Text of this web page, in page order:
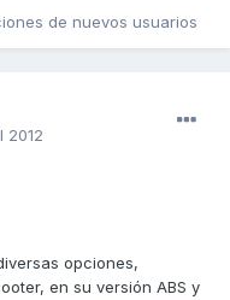
de nuevos usuarios
2012
opciones,
en su versión ABS y